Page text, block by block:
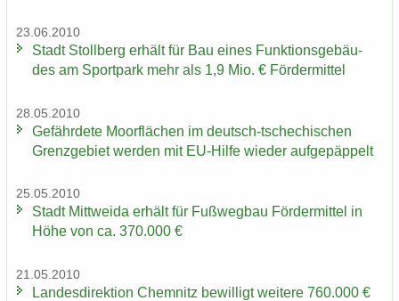
23.06.2010
Stadt Stoll­berg er­hält für Bau eines Funk­ti­ons­ge­bäu­
des am Sport­park mehr als 1,9 Mio. € För­der­mit­tel
28.05.2010
Ge­fähr­de­te Moor­flä­chen im deutsch-​tschechischen
Grenz­ge­biet wer­den mit EU-​Hilfe wie­der auf­ge­päp­pelt
25.05.2010
Stadt Mitt­wei­da er­hält für Fuß­weg­bau För­der­mit­tel in
Höhe von ca. 370.000 €
21.05.2010
Lan­des­di­rek­ti­on Chem­nitz be­wil­ligt wei­te­re 760.000 €